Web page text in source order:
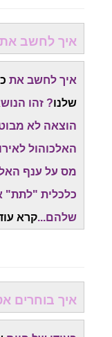
איך לחשב את
איך לחשב את
שלנו? זהו
הוצאה לא
האלכוהול
מס על ענף
כלכלית "לתת"
שלהם...קרא
איך בוחרים